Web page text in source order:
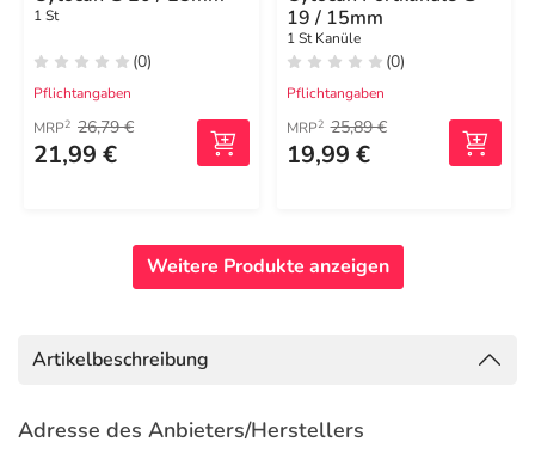
1 St
(0)
Pflichtangaben
MRP2 26,79 €
21,99 €
19 / 15mm
1 St Kanüle
(0)
Pflichtangaben
MRP2 25,89 €
19,99 €
Weitere Produkte anzeigen
Artikelbeschreibung
Adresse des Anbieters/Herstellers